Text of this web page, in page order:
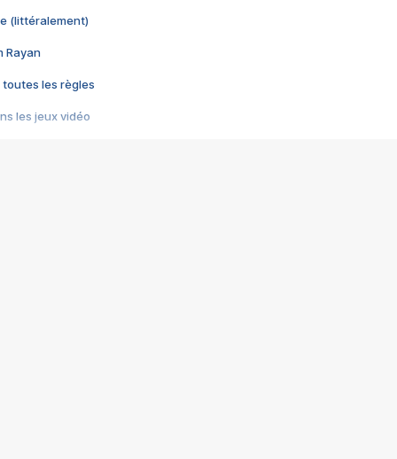
(littéralement)
Rayan
toutes les règles
les jeux vidéo